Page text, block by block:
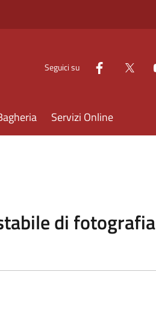
Seguici su
Servizi Online
di fotografia